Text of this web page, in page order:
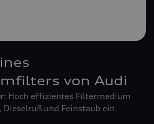
von Audi
: Hoch effizientes Filtermedium
und Feinstaub ein.